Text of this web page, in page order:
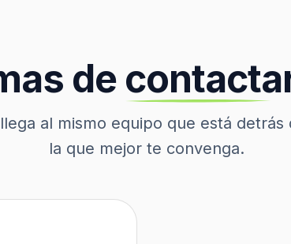
de
al mismo equipo que está detrás
la que mejor te convenga.